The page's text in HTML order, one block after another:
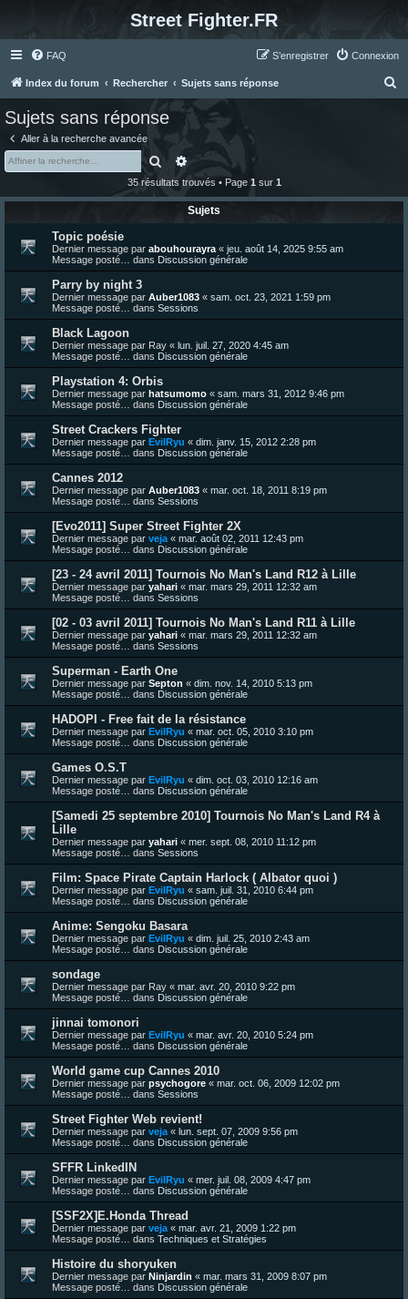
Street Fighter.FR
FAQ Connexion
S’enregistrer
Index du forum Rechercher Sujets sans réponse
Sujets sans réponse
Aller à la recherche avancée
RechercherRecherche avancée
35 résultats trouvés • Page 1 sur 1
Sujets
Topic poésie
Dernier message par abouhourayra « jeu. août 14, 2025 9:55 am
Message posté… dans Discussion générale
Parry by night 3
Dernier message par Auber1083 « sam. oct. 23, 2021 1:59 pm
Message posté… dans Sessions
Black Lagoon
Dernier message par Ray « lun. juil. 27, 2020 4:45 am
Message posté… dans Discussion générale
Playstation 4: Orbis
Dernier message par hatsumomo « sam. mars 31, 2012 9:46 pm
Message posté… dans Discussion générale
Street Crackers Fighter
Dernier message par EvilRyu « dim. janv. 15, 2012 2:28 pm
Message posté… dans Discussion générale
Cannes 2012
Dernier message par Auber1083 « mar. oct. 18, 2011 8:19 pm
Message posté… dans Sessions
[Evo2011] Super Street Fighter 2X
Dernier message par veja « mar. août 02, 2011 12:43 pm
Message posté… dans Discussion générale
[23 - 24 avril 2011] Tournois No Man's Land R12 à Lille
Dernier message par yahari « mar. mars 29, 2011 12:32 am
Message posté… dans Sessions
[02 - 03 avril 2011] Tournois No Man's Land R11 à Lille
Dernier message par yahari « mar. mars 29, 2011 12:32 am
Message posté… dans Sessions
Superman - Earth One
Dernier message par Septon « dim. nov. 14, 2010 5:13 pm
Message posté… dans Discussion générale
HADOPI - Free fait de la résistance
Dernier message par EvilRyu « mar. oct. 05, 2010 3:10 pm
Message posté… dans Discussion générale
Games O.S.T
Dernier message par EvilRyu « dim. oct. 03, 2010 12:16 am
Message posté… dans Discussion générale
[Samedi 25 septembre 2010] Tournois No Man's Land R4 à
Lille
Dernier message par yahari « mer. sept. 08, 2010 11:12 pm
Message posté… dans Sessions
Film: Space Pirate Captain Harlock ( Albator quoi )
Dernier message par EvilRyu « sam. juil. 31, 2010 6:44 pm
Message posté… dans Discussion générale
Anime: Sengoku Basara
Dernier message par EvilRyu « dim. juil. 25, 2010 2:43 am
Message posté… dans Discussion générale
sondage
Dernier message par Ray « mar. avr. 20, 2010 9:22 pm
Message posté… dans Discussion générale
jinnai tomonori
Dernier message par EvilRyu « mar. avr. 20, 2010 5:24 pm
Message posté… dans Discussion générale
World game cup Cannes 2010
Dernier message par psychogore « mar. oct. 06, 2009 12:02 pm
Message posté… dans Sessions
Street Fighter Web revient!
Dernier message par veja « lun. sept. 07, 2009 9:56 pm
Message posté… dans Discussion générale
SFFR LinkedIN
Dernier message par EvilRyu « mer. juil. 08, 2009 4:47 pm
Message posté… dans Discussion générale
[SSF2X]E.Honda Thread
Dernier message par veja « mar. avr. 21, 2009 1:22 pm
Message posté… dans Techniques et Stratégies
Histoire du shoryuken
Dernier message par Ninjardin « mar. mars 31, 2009 8:07 pm
Message posté… dans Discussion générale